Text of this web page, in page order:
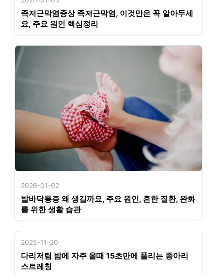
족저근막염증상 족저근막염, 이것만은 꼭 알아두세
요, 주요 원인 핵심정리
2026-01-02
발바닥통증 왜 생길까요, 주요 원인, 흔한 질환, 완화
를 위한 생활 습관
2025-11-20
다리저림 밤에 자주 올때 15초만에 풀리는 종아리
스트레칭